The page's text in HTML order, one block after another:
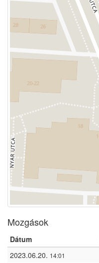
Mozgások
Dátum
2023.06.20. 14:01